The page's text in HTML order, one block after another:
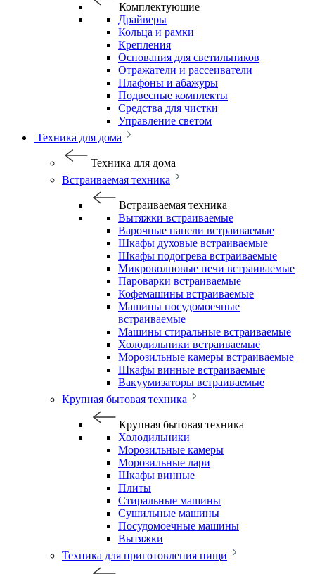
Комплектующие
Драйверы
Кольца и рамки
Крепления
Основания для светильников
Отражатели и рассеиватели
Плафоны и абажуры
Подвесные комплекты
Средства для чистки
Управление светом
Техника для дома
Техника для дома
Встраиваемая техника
Встраиваемая техника
Вытяжки встраиваемые
Варочные панели встраиваемые
Шкафы духовые встраиваемые
Шкафы подогрева встраиваемые
Микроволновые печи встраиваемые
Пароварки встраиваемые
Кофемашины встраиваемые
Машины посудомоечные
встраиваемые
Машины стиральные встраиваемые
Холодильники встраиваемые
Морозильные камеры встраиваемые
Шкафы винные встраиваемые
Вакуумизаторы встраиваемые
Крупная бытовая техника
Крупная бытовая техника
Холодильники
Морозильные камеры
Морозильные лари
Шкафы винные
Плиты
Стиральные машины
Сушильные машины
Посудомоечные машины
Вытяжки
Техника для приготовления пищи